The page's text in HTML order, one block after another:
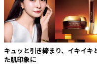
キュッと引き締まり、イキイキ
た肌印象に